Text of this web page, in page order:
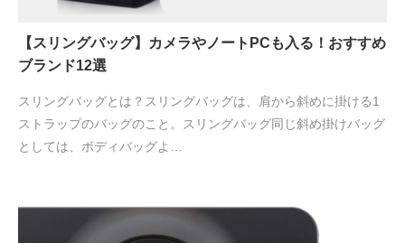
【スリングバッグ】カメラやノートPCも入る！おすすめ
ブランド12選
スリングバッグとは？スリングバッグは、肩から斜めに掛ける1
ストラップのバッグのこと。スリングバッグ同じ斜め掛けバッグ
としては、ボディバッグよ…